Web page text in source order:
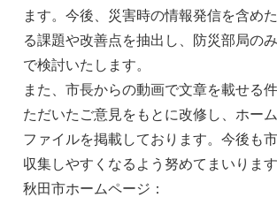
ます。今後、災害時の情報発信を含め
る課題や改善点を抽出し、防災部局の
で検討いたします。
また、市長からの動画で文章を載せる
ただいたご意見をもとに改修し、ホー
ファイルを掲載しております。今後も
収集しやすくなるよう努めてまいります
秋田市ホームページ：